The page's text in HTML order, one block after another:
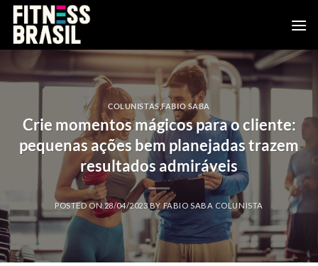
Skip
content
COLUNISTAS,FABIO SABA
Crie momentos mágicos para o cliente:
pequenas ações bem planejadas trazem
resultados admiráveis
POSTED ON28/04/2023BYFABIO SABA COLUNISTA